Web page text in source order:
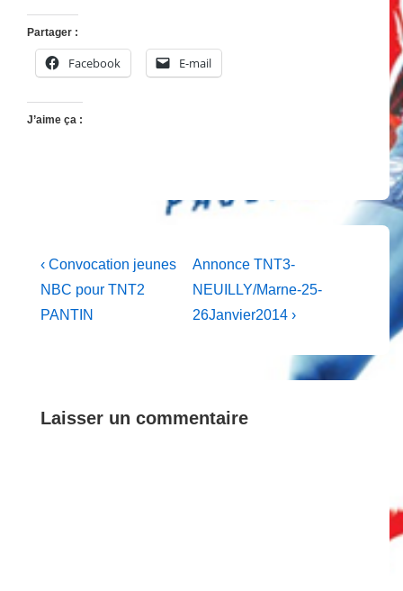
Partager :
Facebook E-mail
J’aime ça :
Navigation
de
l’article
Previous
Post
is
‹ Convocation jeunes
NBC pour TNT2
PANTIN
Next
Post
is
Annonce TNT3-
NEUILLY/Marne-25-
26Janvier2014 ›
Laisser un commentaire